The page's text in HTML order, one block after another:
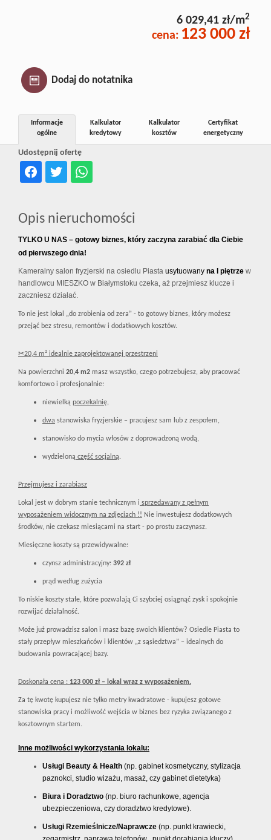
6 029,41 zł/m2
cena: 123 000 zł
Dodaj do notatnika
Udostępnij ofertę
Informacje
ogólne
Kalkulator
kredytowy
Kalkulator
kosztów
Certyfikat
energetyczny
Opis nieruchomości
TYLKO U NAS – gotowy biznes, który zaczyna zarabiać dla Ciebie
od pierwszego dnia!
Kameralny salon fryzjerski na osiedlu Piasta usytuowany na I piętrze w
handlowcu MIESZKO w Białymstoku czeka, aż przejmiesz klucze i
zaczniesz działać.
To nie jest lokal „do zrobienia od zera” - to gotowy biznes, który możesz
przejąć bez stresu, remontów i dodatkowych kosztów.
✂20,4 m² idealnie zaprojektowanej przestrzeni
Na powierzchni 20,4 m2 masz wszystko, czego potrzebujesz, aby pracować
komfortowo i profesjonalnie:
niewielką poczekalnię,
dwa stanowiska fryzjerskie – pracujesz sam lub z zespołem,
stanowisko do mycia włosów z doprowadzoną wodą,
wydzieloną część socjalną.
Przejmujesz i zarabiasz
Lokal jest w dobrym stanie technicznym i sprzedawany z pełnym
wyposażeniem widocznym na zdjęciach !! Nie inwestujesz dodatkowych
środków, nie czekasz miesiącami na start - po prostu zaczynasz.
Miesięczne koszty są przewidywalne:
czynsz administracyjny: 392 zł
prąd według zużycia
To niskie koszty stałe, które pozwalają Ci szybciej osiągnąć zysk i spokojnie
rozwijać działalność.
Może już prowadzisz salon i masz bazę swoich klientów? Osiedle Piasta to
stały przepływ mieszkańców i klientów „z sąsiedztwa” – idealnych do
budowania powracającej bazy.
Doskonała cena : 123 000 zł – lokal wraz z wyposażeniem.
Za tę kwotę kupujesz nie tylko metry kwadratowe - kupujesz gotowe
stanowiska pracy i możliwość wejścia w biznes bez ryzyka związanego z
kosztownym startem.
Inne możliwości wykorzystania lokalu:
Usługi Beauty & Health (np. gabinet kosmetyczny, stylizacja
paznokci, studio wizażu, masaż, czy gabinet dietetyka)
Biura i Doradztwo (np. biuro rachunkowe, agencja
ubezpieczeniowa, czy doradztwo kredytowe).
Usługi Rzemieślnicze/Naprawcze (np. punkt krawiecki,